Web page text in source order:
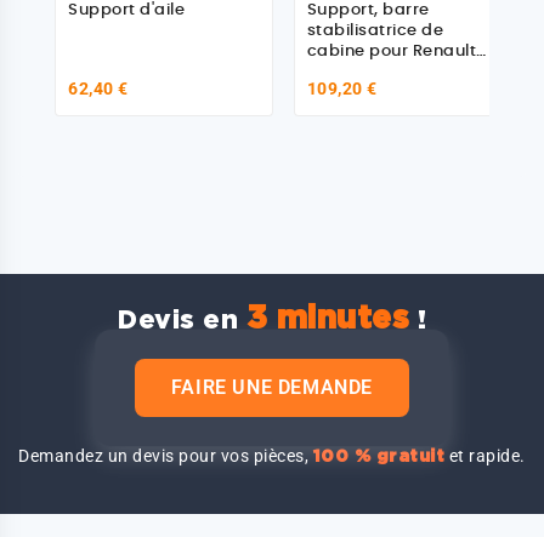
Support d'aile
62,40 €
Support, barre
stabilisatrice de
cabine pour Renault
/TR/PR, Premium II
109,20 €
Devis en 3 minutes !
FAIRE UNE DEMANDE
Demandez un devis pour vos pièces,100 % gratuit et rapide.